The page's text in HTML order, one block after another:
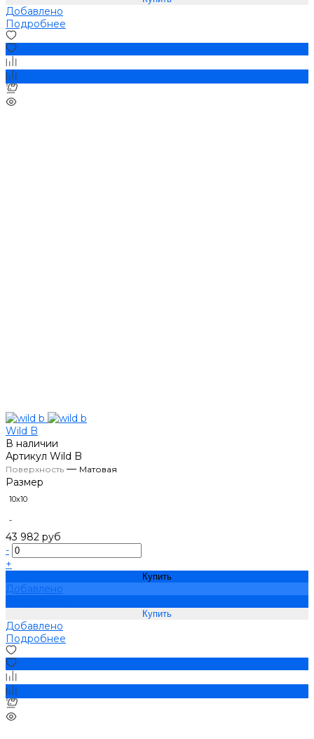
Добавлено
Подробнее
Wild B
В наличии
Артикул Wild B
Поверхность — Матовая
Размер
10х10
-
43 982 руб
-
+
Купить
Добавлено
Добавлено
Подробнее